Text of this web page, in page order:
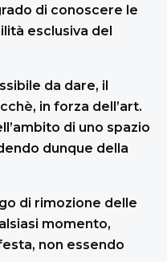
di conoscere le
esclusiva del
da dare, il
in forza dell’art.
di uno spazio
dunque della
di rimozione delle
momento,
non essendo